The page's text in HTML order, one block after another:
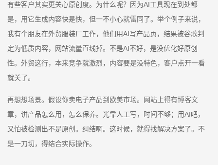
有些客户其实更关心原创度。为什么呢？因为AI工具现在到处都
是，用它生成内容快是快，但一不小心就雷同了。举个例子来说，
我有个朋友在外贸服装厂工作，他们用AI写产品页，结果被谷歌判
定为低质内容，网站流量直线掉。不是AI不好，是没优化好原创
性。外贸这行，本来竞争就激烈，内容要是没特色，客户点开一看
就关了。
再想想场景。假设你卖电子产品到欧美市场。网站上得有博客文
章，讲产品怎么用，怎么保养。光靠人工写，时间不够；用AI吧，
又怕被检测出不是原创。纠结啊。这时候，就得找解决方案了。不
是一刀切，得结合实际操作。